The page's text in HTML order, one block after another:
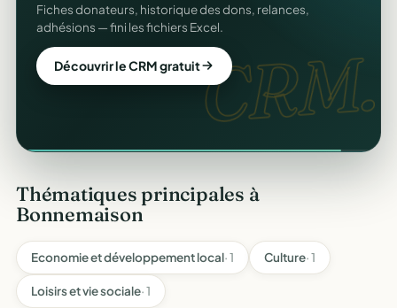
CRM.
Fiches donateurs, historique des dons, relances,
adhésions — fini les fichiers Excel.
Découvrir le CRM gratuit
Thématiques principales à
Bonnemaison
Economie et développement local· 1 Culture· 1
Loisirs et vie sociale· 1